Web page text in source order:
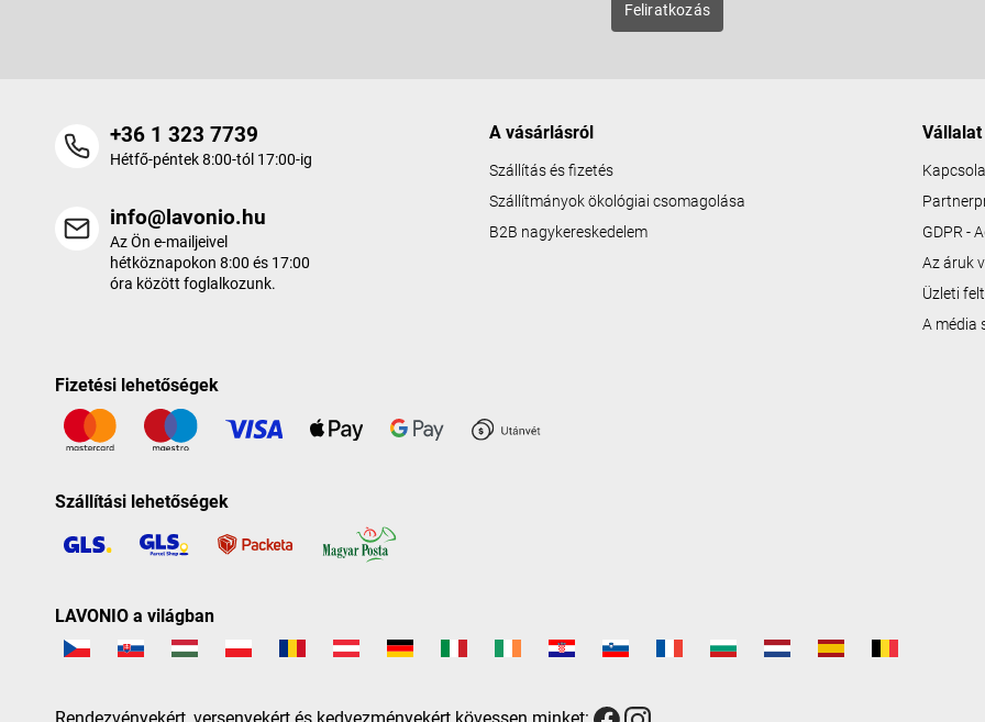
Feliratkozás
+36 1 323 7739
Hétfő-péntek 8:00-tól 17:00-ig
info@lavonio.hu
Az Ön e-mailjeivel
hétköznapokon 8:00 és 17:00
óra között foglalkozunk.
A vásárlásról
Szállítás és fizetés
Szállítmányok ökológiai csomagolása
B2B nagykereskedelem
Vállalat
GDPR -
Az áruk
Üzleti
A média
Fizetési lehetőségek
Szállítási lehetőségek
LAVONIO a világban